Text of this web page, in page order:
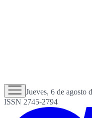
Jueves, 6 de agosto
ISSN 2745-2794